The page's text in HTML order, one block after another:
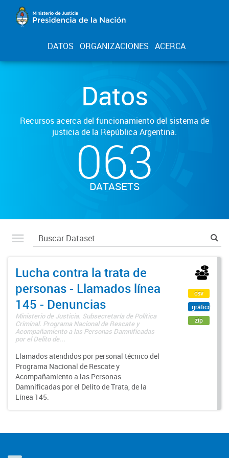
DATOS ORGANIZACIONES ACERCA
Datos
Recursos acerca del funcionamiento del sistema de
justicia de la República Argentina.
063
DATASETS
Lucha contra la trata de
personas - Llamados línea
145 - Denuncias
Ministerio de Justicia. Subsecretaría de Política
Criminal. Programa Nacional de Rescate y
Acompañamiento a las Personas Damnificadas
por el Delito de...
Llamados atendidos por personal técnico del
Programa Nacional de Rescate y
Acompañamiento a las Personas
Damnificadas por el Delito de Trata, de la
Línea 145.
csv
gráfico
zip